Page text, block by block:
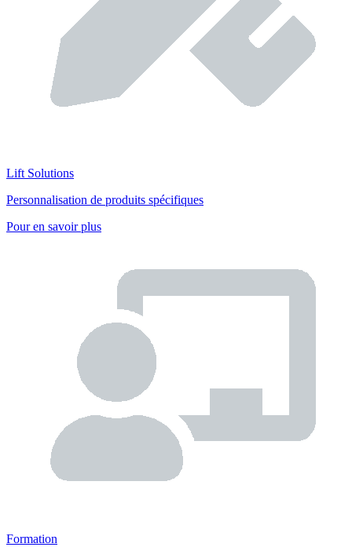
Lift Solutions
Personnalisation de produits spécifiques
Pour en savoir plus
Formation